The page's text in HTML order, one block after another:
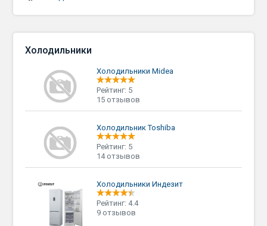
Холодильники
Холодильники Midea
Рейтинг: 5
15 отзывов
Холодильник Toshiba
Рейтинг: 5
14 отзывов
Холодильники Индезит
Рейтинг: 4.4
9 отзывов